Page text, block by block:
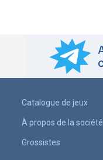
Catalogue de jeux
À propos de la société
Grossistes